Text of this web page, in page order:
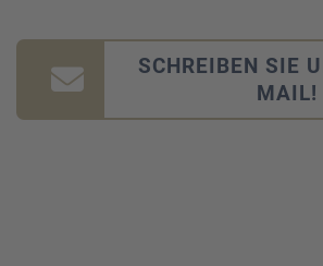
SCHREIBEN SIE
MAIL!